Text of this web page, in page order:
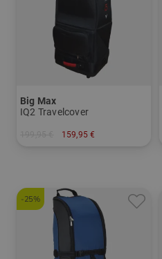
Big Max
IQ2 Travelcover
159,95 €
-25%